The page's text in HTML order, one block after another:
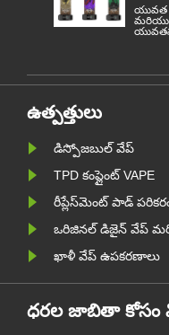
యువత
మరియు
జనవరి
ఉత్పత్తులు
డిస్పోజబుల్ వేప్
TPD కంప్లైంట్ VAPE
రీప్లేస్‌మెంట్ పాడ్
ఒరిజినల్ డిజైన్ వేప్
ఖాళీ వేప్ ఉపకరణాలు
ధరల జాబితా కోసం